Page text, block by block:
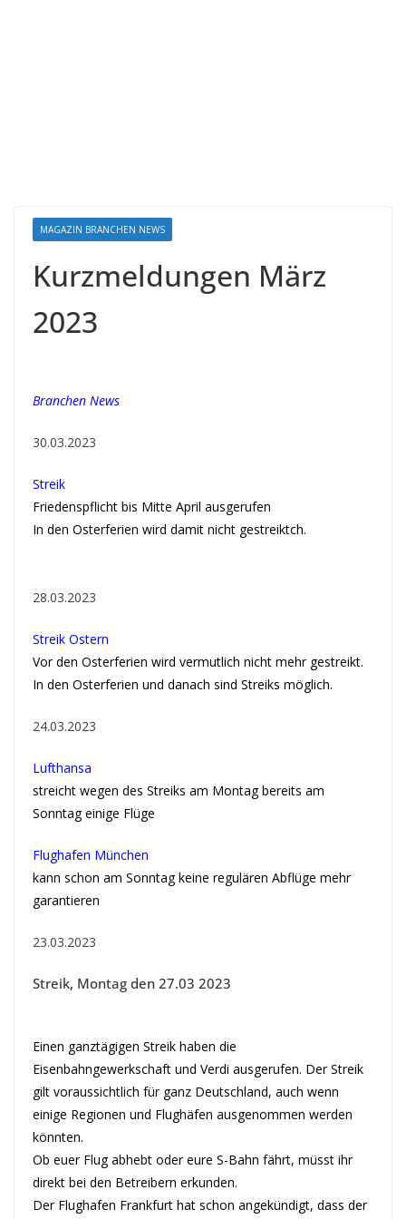
MAGAZIN BRANCHEN NEWS
Kurzmeldungen März
2023
Branchen News
30.03.2023
Streik
Friedenspflicht bis Mitte April ausgerufen
In den Osterferien wird damit nicht gestreiktch.
28.03.2023
Streik Ostern
Vor den Osterferien wird vermutlich nicht mehr gestreikt.
In den Osterferien und danach sind Streiks möglich.
24.03.2023
Lufthansa
streicht wegen des Streiks am Montag bereits am
Sonntag einige Flüge
Flughafen München
kann schon am Sonntag keine regulären Abflüge mehr
garantieren
23.03.2023
Streik, Montag den 27.03 2023
Einen ganztägigen Streik haben die
Eisenbahngewerkschaft und Verdi ausgerufen. Der Streik
gilt voraussichtlich für ganz Deutschland, auch wenn
einige Regionen und Flughäfen ausgenommen werden
könnten.
Ob euer Flug abhebt oder eure S-Bahn fährt, müsst ihr
direkt bei den Betreibern erkunden.
Der Flughafen Frankfurt hat schon angekündigt, dass der